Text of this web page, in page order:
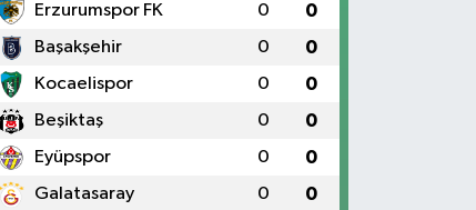
Erzurumspor FK 0 0
Başakşehir 0 0
Kocaelispor 0 0
Beşiktaş 0 0
Eyüpspor 0 0
Galatasaray 0 0